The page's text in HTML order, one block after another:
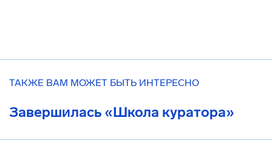
ТАКЖЕ ВАМ МОЖЕТ БЫТЬ ИНТЕРЕСНО
Завершилась «Школа куратора»